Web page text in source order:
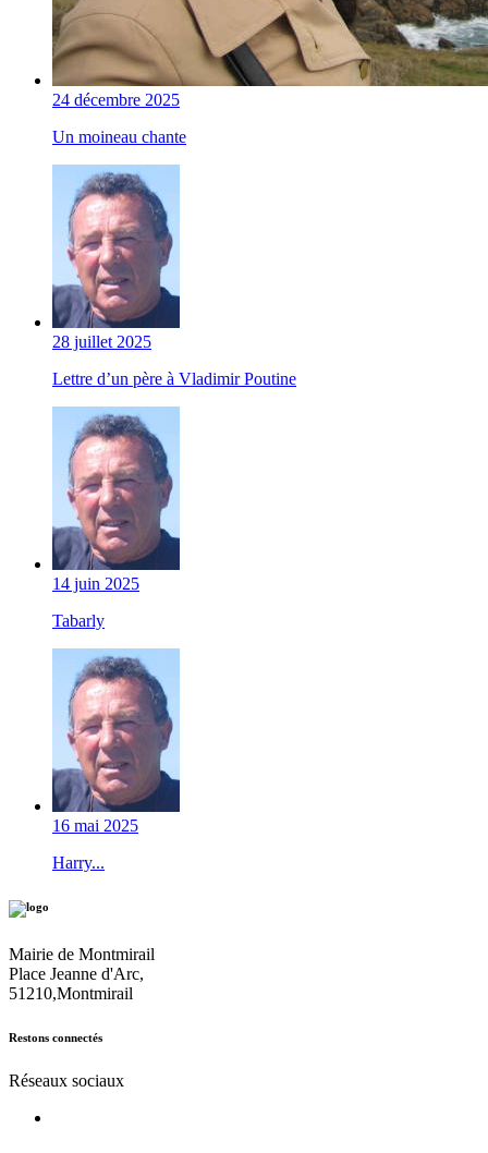
24 décembre 2025
Un moineau chante
28 juillet 2025
Lettre d’un père à Vladimir Poutine
14 juin 2025
Tabarly
16 mai 2025
Harry...
Mairie de Montmirail
Place Jeanne d'Arc,
51210,Montmirail
Restons connectés
Réseaux sociaux